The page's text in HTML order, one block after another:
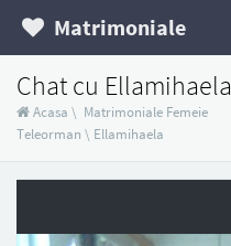
Matrimoniale
Chat cu Ellamihaela
Acasa \ Matrimoniale Femeie
Teleorman \ Ellamihaela